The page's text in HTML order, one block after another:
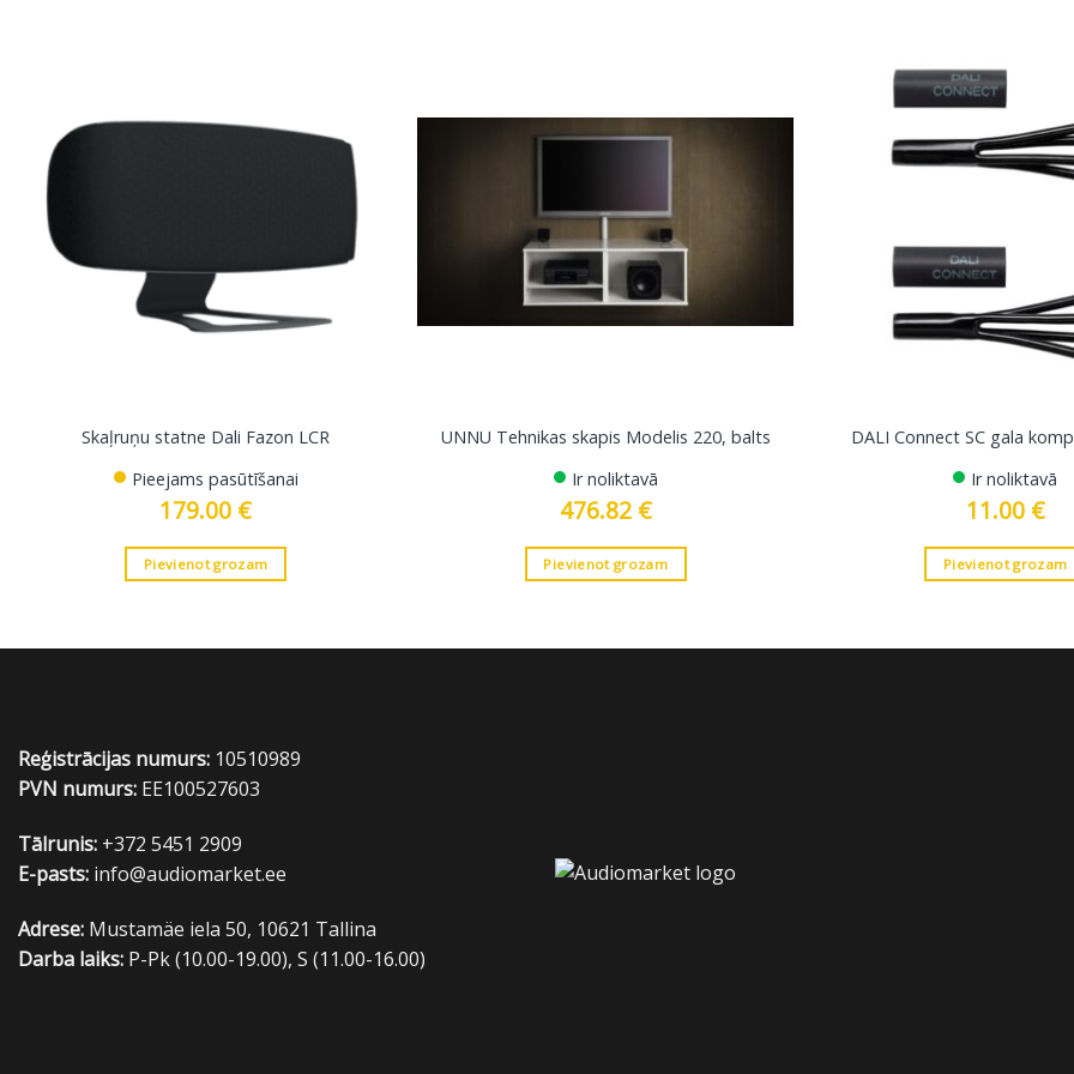
Skaļruņu statne Dali Fazon LCR
Pieejams pasūtīšanai
179.00 €
Pievienot grozam
UNNU Tehnikas skapis Modelis 220, balts
Ir noliktavā
476.82 €
Pievienot grozam
DALI Connect SC gala
Ir noliktavā
11.00 €
Pievienot grozam
Reģistrācijas numurs: 10510989
PVN numurs: EE100527603
Tālrunis: +372 5451 2909
E-pasts: info@audiomarket.ee
Adrese: Mustamäe iela 50, 10621 Tallina
Darba laiks: P-Pk (10.00-19.00), S (11.00-16.00)